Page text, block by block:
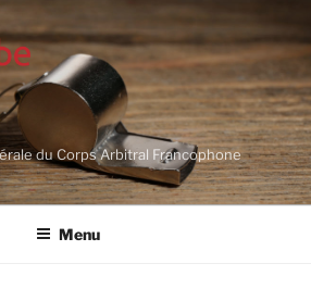
du Corps Arbitral Francophone
Menu